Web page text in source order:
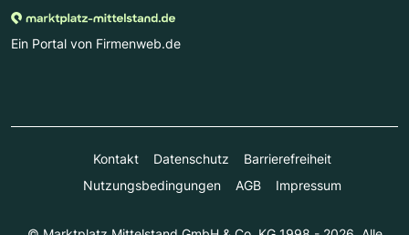
Ein Portal von Firmenweb.de
Kontakt Datenschutz
Barrierefreiheit
Nutzungsbedingungen
AGB Impressum